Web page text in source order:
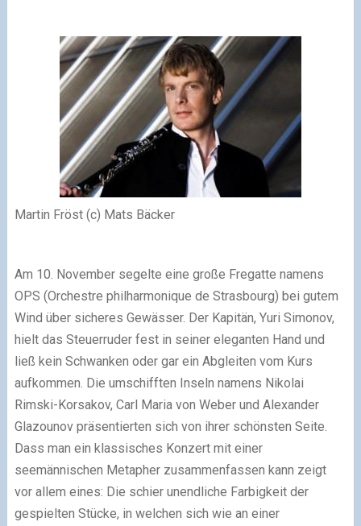
Martin Fröst (c) Mats Bäcker
Am 10. November segelte eine große Fregatte namens
OPS (Orchestre philharmonique de Strasbourg) bei gutem
Wind über sicheres Gewässer. Der Kapitän, Yuri Simonov,
hielt das Steuerruder fest in seiner eleganten Hand und
ließ kein Schwanken oder gar ein Abgleiten vom Kurs
aufkommen. Die umschifften Inseln namens Nikolai
Rimski-Korsakov, Carl Maria von Weber und Alexander
Glazounov präsentierten sich von ihrer schönsten Seite.
Dass man ein klassisches Konzert mit einer
seemännischen Metapher zusammenfassen kann zeigt
vor allem eines: Die schier unendliche Farbigkeit der
gespielten Stücke, in welchen sich wie an einer